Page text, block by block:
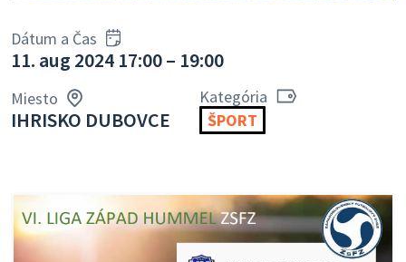
Dátum a Čas
11. aug 2024 17:00 – 19:00
Miesto
IHRISKO DUBOVCE
Kategória
ŠPORT